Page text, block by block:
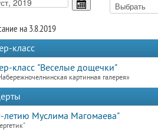
на 3.8.2019
класс
класс "Веселые дощечки"
картинная галерея»
летию Муслима Магомаева"